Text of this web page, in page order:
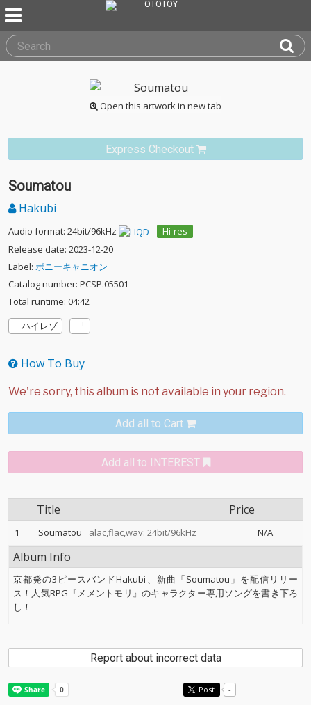
Open this artwork in new tab
Express Checkout
Soumatou
Hakubi
Audio format: 24bit/96kHz
Hi-res
Release date: 2023-12-20
Label: ポニーキャニオン
Catalog number: PCSP.05501
Total runtime: 04:42
ハイレゾ
How To Buy
Add all to Cart
Add all to INTEREST
Title Price
1 Soumatou alac,flac,wav: 24bit/96kHz N/A
Album Info
京都発の3ピースバンドHakubi、新曲「Soumatou」を配信リリー
ス！人気RPG『メメントモリ』のキャラクター専用ソングを書き下ろ
し！
Report about incorrect data
Post -